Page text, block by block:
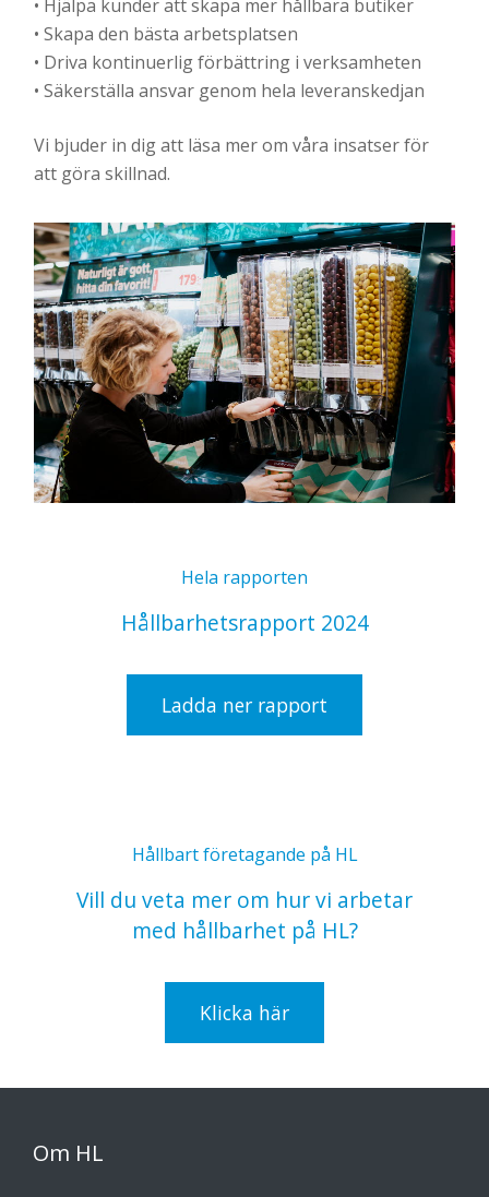
• Hjälpa kunder att skapa mer hållbara butiker
• Skapa den bästa arbetsplatsen
• Driva kontinuerlig förbättring i verksamheten
• Säkerställa ansvar genom hela leveranskedjan
Vi bjuder in dig att läsa mer om våra insatser för
att göra skillnad.
Hela rapporten
Hållbarhetsrapport 2024
Ladda ner rapport
Hållbart företagande på HL
Vill du veta mer om hur vi arbetar
med hållbarhet på HL?
Klicka här
Om HL